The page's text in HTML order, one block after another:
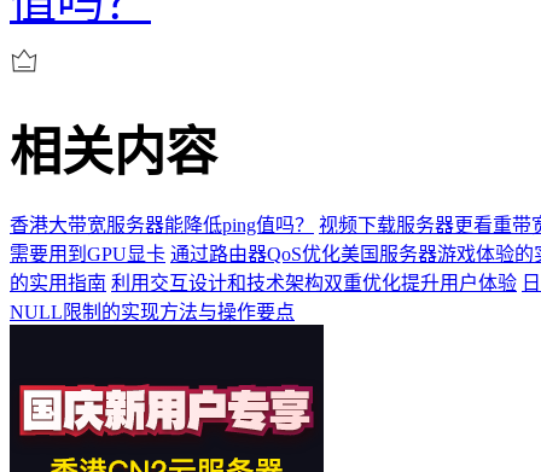
相关内容
香港大带宽服务器能降低ping值吗？
视频下载服务器更看重带
需要用到GPU显卡 通过路由器QoS优化美国服务器游戏体验的
的实用指南 利用交互设计和技术架构双重优化提升用户体验
NULL限制的实现方法与操作要点